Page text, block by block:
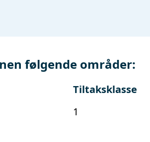
følgende områder:
Tiltaksklasse
1